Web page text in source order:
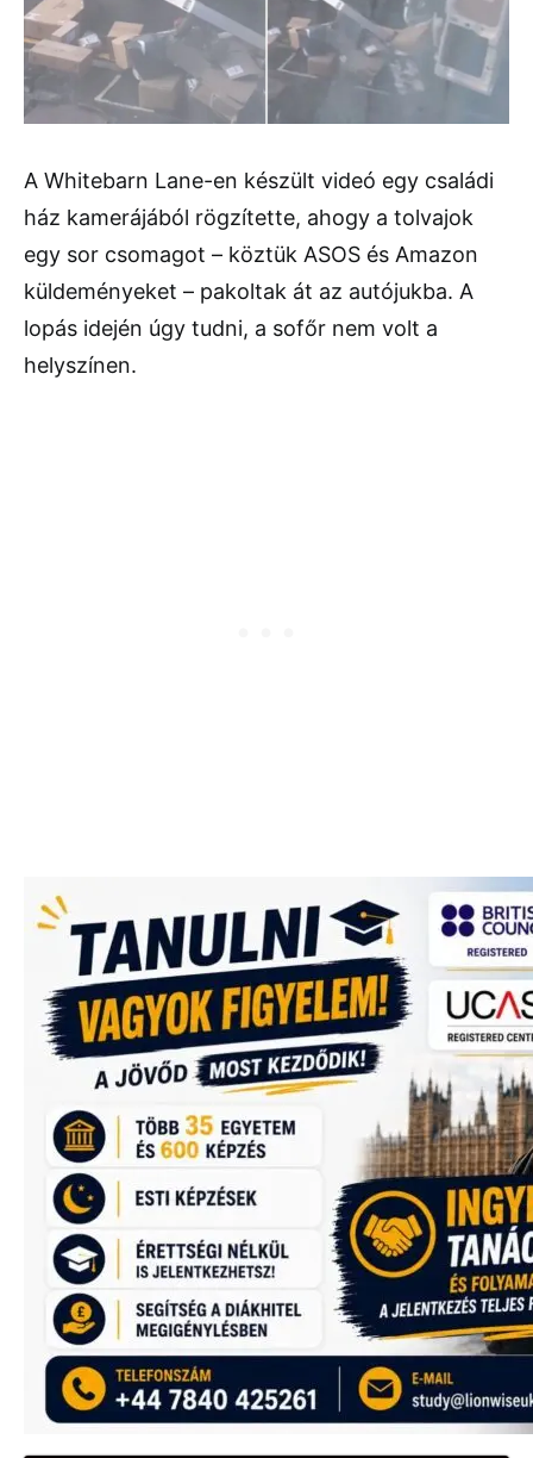
A Whitebarn Lane-en készült videó egy családi
ház kamerájából rögzítette, ahogy a tolvajok
egy sor csomagot – köztük ASOS és Amazon
küldeményeket – pakoltak át az autójukba. A
lopás idején úgy tudni, a sofőr nem volt a
helyszínen.